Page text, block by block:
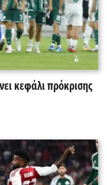
κεφάλι πρόκρισης